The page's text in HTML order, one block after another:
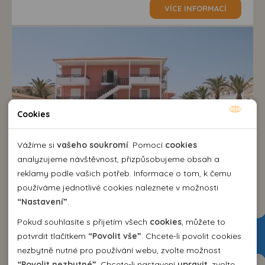
VÍCE INFORMACÍ
Hotel Astir Beach Zakynthos***
Řecko > Zakynthos > Laganas
snídaně / all inclusive, polopenze
Brno , Ostrava
Cookies
Vážíme si vašeho soukromí. Pomocí cookies
analyzujeme návštěvnost, přizpůsobujeme obsah a
reklamy podle vašich potřeb. Informace o tom, k čemu
používáme jednotlivé cookies naleznete v možnosti
“Nastavení”.
Pokud souhlasíte s přijetím všech cookies, můžete to
potvrdit tlačítkem “Povolit vše”. Chcete-li povolit cookies
nezbytně nutné pro používání webu, zvolte možnost
Nutné cookies pomáhají, aby byla webová stránka
použitelná tak, že umožní základní funkce jako navigace
stránky a přístup k zabezpečeným sekcím webové stránky.
Webová stránka nemůže správně fungovat bez těchto
cookies.
Analytické cookies
Pomocí analytických cookies můžeme měřit návštěvnost